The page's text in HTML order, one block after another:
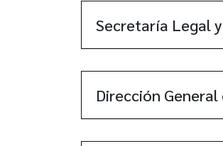
Secretaría Legal
Dirección